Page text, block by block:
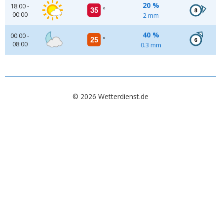
18:00 -
00:00
35 °
20 %
2 mm
8
00:00 -
08:00
25 °
40 %
0.3 mm
6
© 2026 Wetterdienst.de